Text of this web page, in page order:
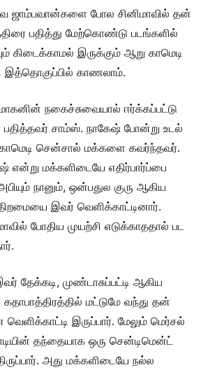
ஜாம்பவான்களை போல சினிமாவில் தன்
பதித்து மேற்கொண்டு படங்களில்
கிடைக்காமல் இருக்கும் ஆறு காமெடி
இத்தொகுப்பில் காணலாம்.
நகைச்சுவையால் ஈர்க்கப்பட்டு
பதித்தவர் சாம்ஸ். நாகேஷ் போன்று உடல்
சென்சால் மக்களை கவர்ந்தவர்.
என்று மக்களிடையே எதிர்பார்ப்பை
நானும், ஒன்பதுல குரு ஆகிய
இவர் வெளிக்காட்டினார்.
போதிய முயற்சி எடுக்காததால் பட
தேக்கடி, முண்டாசுப்பட்டி ஆகிய
கதாபாத்திரத்தில் மட்டுமே வந்து தன்
வெளிக்காட்டி இருப்பார். மேலும் மெர்சல்
தந்தையாக ஒரு சென்டிமென்ட்
அது மக்களிடையே நல்ல